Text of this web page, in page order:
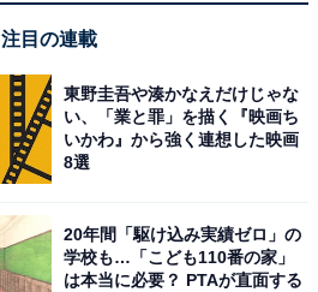
注目の連載
東野圭吾や湊かなえだけじゃな
い、「業と罪」を描く『映画ち
いかわ』から強く連想した映画
8選
20年間「駆け込み実績ゼロ」の
学校も…「こども110番の家」
は本当に必要？ PTAが直面する